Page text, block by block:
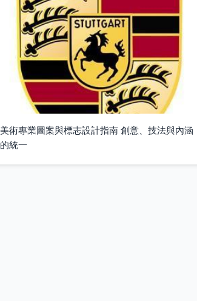
美術專業圖案與標志設計指南 創意、技法與內涵
的統一